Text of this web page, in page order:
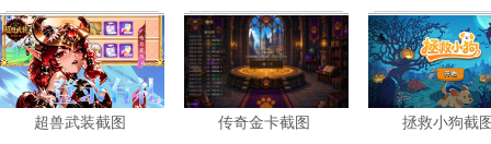
策略
共4张
策略
共4 张
策略
共4张
暂未评星
超兽武装截图
暂未评星
传奇金卡截图 暂未评星
拯救小狗截